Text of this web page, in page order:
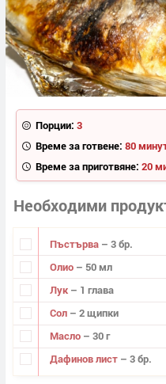
Порции: 3
Време за готвене: 80
Време за приготвяне: 20
Необходими
Пъстърва – 3 бр.
Олио – 50 мл
Лук – 1 глава
Сол – 2 щипки
Масло – 30 г
Дафинов лист – 3 бр.